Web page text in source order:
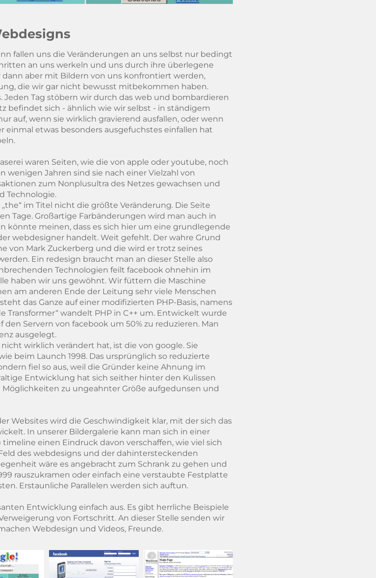
fallen uns die Veränderungen an uns selbst nur bedingt
an uns werkeln und uns durch ihre überlegene
aber mit Bildern von uns konfrontiert werden,
die wir gar nicht bewusst mitbekommen haben.
Jeden Tag stöbern wir durch das web und bombardieren
befindet sich - ähnlich wie wir selbst - in ständigem
auf, wenn sie wirklich gravierend ausfallen, oder wenn
einmal etwas besonders ausgefuchstes einfallen hat
waren Seiten, wie die von apple oder youtube, noch
wenigen Jahren sind sie nach einer Vielzahl von
zum Nonplusultra des Netzes gewachsen und
Technologie.
im Titel nicht die größte Veränderung. Die Seite
Tage. Großartige Farbänderungen wird man auch in
könnte meinen, dass es sich hier um eine grundlegende
webdesigner handelt. Weit gefehlt. Der wahre Grund
von Mark Zuckerberg und die wird er trotz seines
Ein redesign braucht man an dieser Stelle also
Technologien feilt facebook ohnehin im
haben wir uns gewöhnt. Wir füttern die Maschine
am anderen Ende der Leitung sehr viele Menschen
das Ganze auf einer modifizierten PHP-Basis, namens
Transformer“ wandelt PHP in C++ um. Entwickelt wurde
Servern von facebook um 50% zu reduzieren. Man
ausgelegt.
wirklich verändert hat, ist die von google. Sie
beim Launch 1998. Das ursprünglich so reduzierte
fiel so aus, weil die Gründer keine Ahnung im
Entwicklung hat sich seither hinter den Kulissen
Möglichkeiten zu ungeahnter Größe aufgedunsen und
Websites wird die Geschwindigkeit klar, mit der sich das
In unserer Bildergalerie kann man sich in einer
einen Eindruck davon verschaffen, wie viel sich
des webdesigns und der dahintersteckenden
wäre es angebracht zum Schrank zu gehen und
rauszukramen oder einfach eine verstaubte Festplatte
Erstaunliche Parallelen werden sich auftun.
Entwicklung einfach aus. Es gibt herrliche Beispiele
von Fortschritt. An dieser Stelle senden wir
Webdesign und Videos, Freunde.